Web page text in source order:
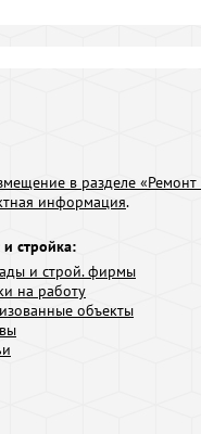
в разделе «Ремонт
информация.
стройка:
и строй. фирмы
на работу
объекты